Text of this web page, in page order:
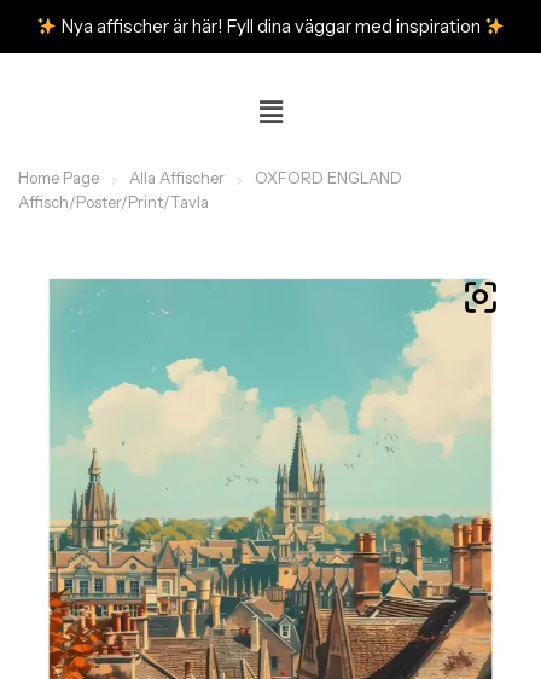
Nya affischer är här! Fyll dina väggar med inspiration
Home Page Alla Affischer
OXFORD ENGLAND
Affisch/Poster/Print/Tavla